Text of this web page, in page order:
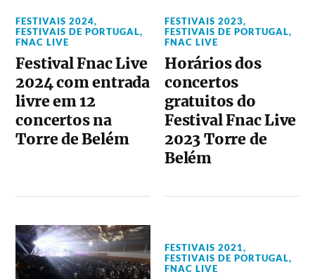
FESTIVAIS 2024,
FESTIVAIS DE PORTUGAL,
FNAC LIVE
Festival Fnac Live
2024 com entrada
livre em 12
concertos na
Torre de Belém
FESTIVAIS 2023,
FESTIVAIS DE PORTUGAL,
FNAC LIVE
Horários dos
concertos
gratuitos do
Festival Fnac Live
2023 Torre de
Belém
FESTIVAIS 2021,
FESTIVAIS DE PORTUGAL,
FNAC LIVE